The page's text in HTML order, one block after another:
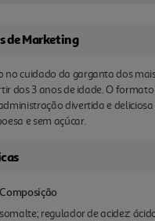
de Marketing
no cuidado da garganta dos
dos 3 anos de idade. O
divertida e
e sem açúcar.
regulador de acidez: